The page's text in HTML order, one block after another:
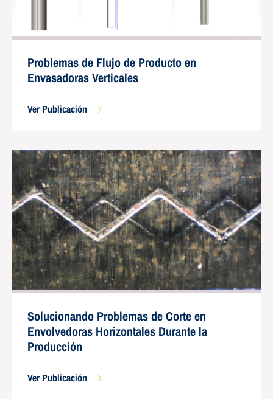
Problemas de Flujo de Producto en
Envasadoras Verticales
Ver Publicación
Solucionando Problemas de Corte en
Envolvedoras Horizontales Durante la
Producción
Ver Publicación